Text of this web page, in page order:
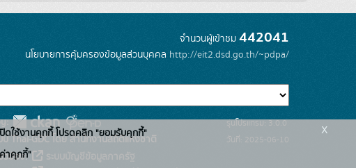
จำนวนผู้เข้าชม 442041
นโยบายการคุ้มครองข้อมูลส่วนบุคคล http://eit2.dsd.go.th/~pdpa/
บ Thai-GDC โดย สำนักงานสถิติแห่งชาติ
วข้อง:
รุ่นโปรแกรม: 3.0.0
วันที่: 2025-06-10
ดใช้งานคุกกี้ โปรดคลิก "ยอมรับคุกกี้"
าคุกกี้"
x